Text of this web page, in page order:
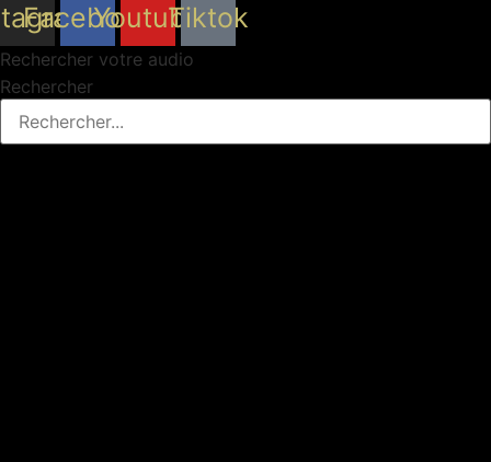
Facebook
YoutubeTiktok
Rechercher votre audio
Rechercher